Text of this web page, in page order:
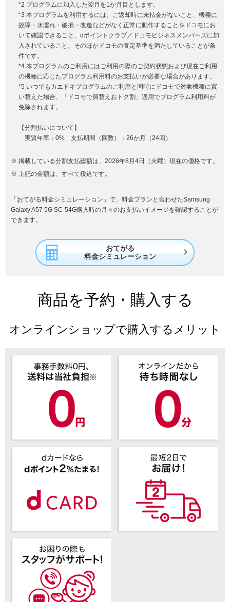
*2 プログラムに加入した翌月を1か月目とします。
*3 本プログラムを利用するには、ご返却時に未払金がないこと、機種に
故障・水濡れ・破損・改造などがなく正常に動作することをドコモにお
いて確認できること、dポイントクラブ／ドコモビジネスメンバーズに加
入されていること、そのほかドコモの査定基準を満たしていることが条
件です。
*4 本プログラムのご利用にはご利用の際のご契約状態および現在ご利用
の機種に応じたプログラム利用料のお支払いが必要な場合があります。
*5 いつでもカエドキプログラムのご利用と同時にドコモで対象機種に買
い替えた場合、「ドコモで買替えおトク割」適用でプログラム利用料が
免除されます。
【分割払いについて】
実質年率：0% 支払期間（回数）：26か月（24回）
掲載している分割支払総額は、2026年8月4日（火曜）現在の価格です。
上記の金額は、すべて税込です。
「おてがる料金シミュレーション」で、料金プランと合わせたSamsung
Galaxy A57 5G SC-54G購入時の月々のお支払いイメージを確認することが
できます。
おてがる
料金シミュレーション

商品を予約・購入する
オンラインショップで購入するメリット